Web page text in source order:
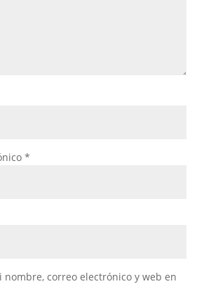
*
nombre, correo electrónico y web en